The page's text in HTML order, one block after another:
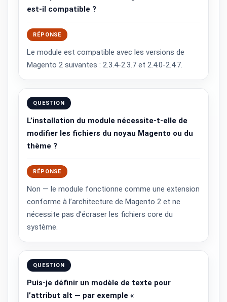
est-il compatible ?
RÉPONSE
Le module est compatible avec les versions de
Magento 2 suivantes : 2.3.4‑2.3.7 et 2.4.0‑2.4.7.
QUESTION
L’installation du module nécessite-t-elle de
modifier les fichiers du noyau Magento ou du
thème ?
RÉPONSE
Non — le module fonctionne comme une extension
conforme à l’architecture de Magento 2 et ne
nécessite pas d’écraser les fichiers core du
système.
QUESTION
Puis-je définir un modèle de texte pour
l’attribut alt — par exemple «